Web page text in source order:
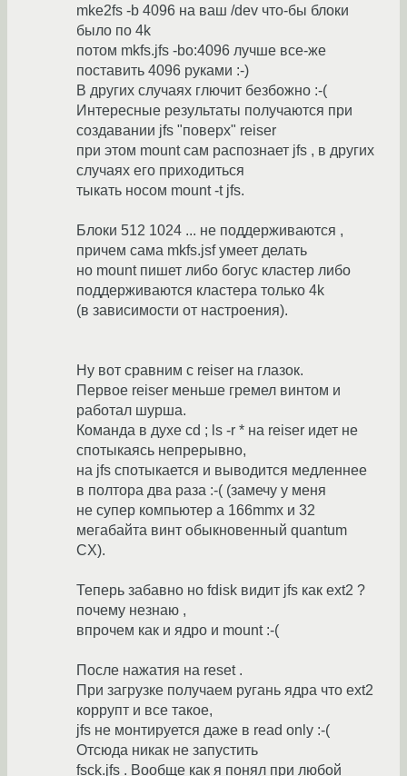
mke2fs -b 4096 на ваш /dev что-бы блоки
было по 4k
потом mkfs.jfs -bo:4096 лучше все-же
поставить 4096 руками :-)
В других случаях глючит безбожно :-(
Интересные результаты получаются при
создавании jfs "поверх" reiser
при этом mount сам распознает jfs , в других
случаях его приходиться
тыкать носом mount -t jfs.
Блоки 512 1024 ... не поддерживаются ,
причем сама mkfs.jsf умеет делать
но mount пишет либо богус кластер либо
поддерживаются кластера только 4k
(в зависимости от настроения).
Ну вот сравним с reiser на глазок.
Первое reiser меньше гремел винтом и
работал шурша.
Команда в духе cd ; ls -r * на reiser идет не
спотыкаясь непрерывно,
на jfs спотыкается и выводится медленнее
в полтора два раза :-( (замечу у меня
не супер компьютер а 166mmx и 32
мегабайта винт обыкновенный quantum
CX).
Теперь забавно но fdisk видит jfs как ext2 ?
почему незнаю ,
впрочем как и ядро и mount :-(
После нажатия на reset .
При загрузке получаем ругань ядра что ext2
коррупт и все такое,
jfs не монтируется даже в read only :-(
Отсюда никак не запустить
fsck.jfs . Вообще как я понял при любой